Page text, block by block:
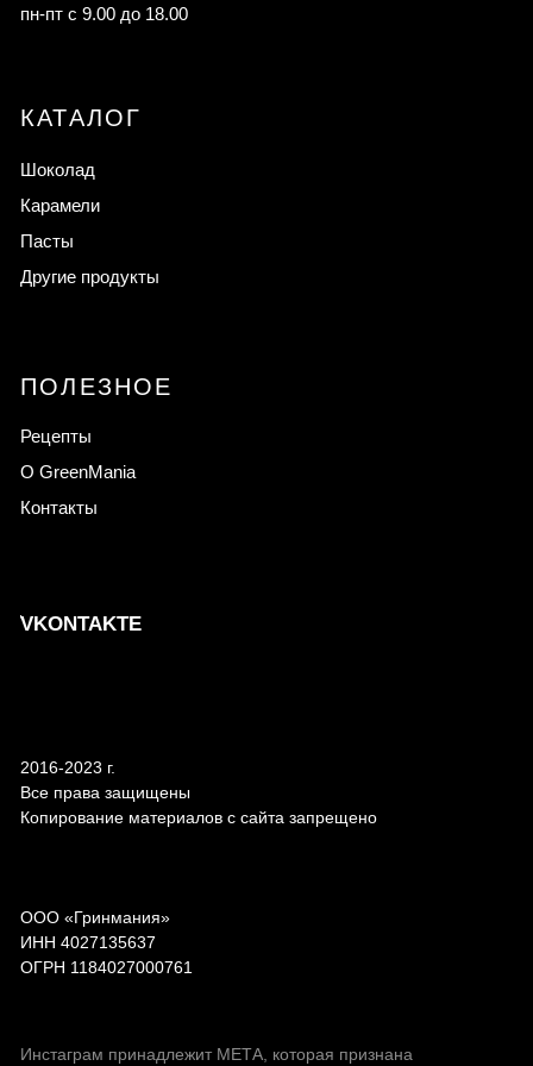
на территории РФ экстремисткой организацией